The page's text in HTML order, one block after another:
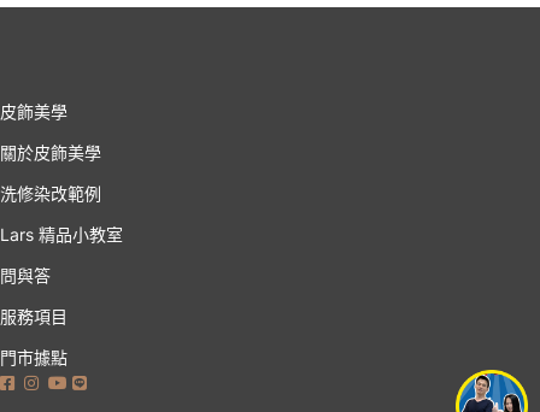
皮飾美學
關於皮飾美學
洗修染改範例
Lars 精品小教室
問與答
服務項目
門市據點